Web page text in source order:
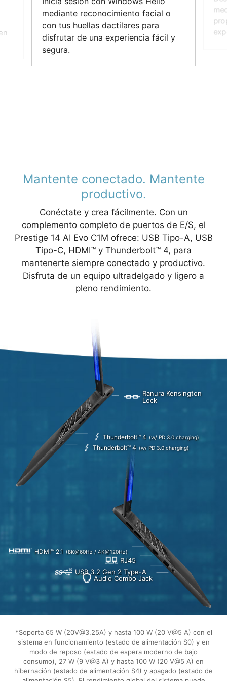
mediante reconocimiento facial o
con tus huellas dactilares para
disfrutar de una experiencia fácil y
segura.
Mantente conectado. Mantente
productivo.
Conéctate y crea fácilmente. Con un
complemento completo de puertos de E/S, el
Prestige 14 AI Evo C1M ofrece: USB Tipo-A, USB
Tipo-C, HDMI™ y Thunderbolt™ 4, para
mantenerte siempre conectado y productivo.
Disfruta de un equipo ultradelgado y ligero a
pleno rendimiento.
Ranura Kensington
Lock
Thunderbolt™ 4 (w/ PD 3.0 charging)
Thunderbolt™ 4 (w/ PD 3.0 charging)
HDMI™ 2.1 (8K@60Hz / 4K@120Hz)
RJ45
USB 3.2 Gen 2 Type-A
Audio Combo Jack
*Soporta 65 W (20V@3.25A) y hasta 100 W (20 V@5 A) con el
sistema en funcionamiento (estado de alimentación S0) y en
modo de reposo (estado de espera moderno de bajo
consumo), 27 W (9 V@3 A) y hasta 100 W (20 V@5 A) en
hibernación (estado de alimentación S4) y apagado (estado de